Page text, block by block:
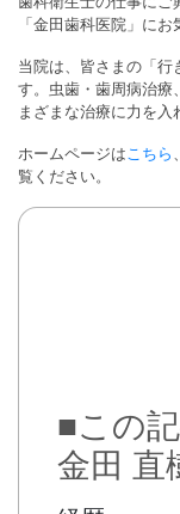
「金田歯科医院」に
当院は、皆さまの「行
す。虫歯・歯周病治療
まざまな治療に力を入
ホームページは こちら
覧ください。
■この
金田 直